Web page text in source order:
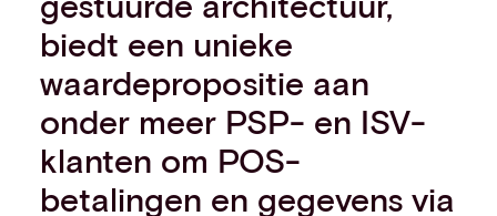
biedt een unieke
waardepropositie aan
onder meer PSP- en ISV-
klanten om POS-
betalingen en gegevens via